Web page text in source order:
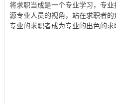
将求职当成是一个专业学习，专
源专业人员的视角，站在求职者
专业的求职者成为专业的出色的